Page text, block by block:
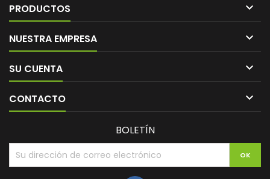
PRODUCTOS 
NUESTRA EMPRESA 
SU CUENTA 
CONTACTO 
BOLETÍN